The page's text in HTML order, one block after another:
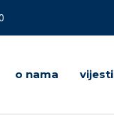
o nama vijesti